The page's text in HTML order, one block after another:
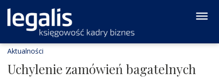
Aktualności
Uchylenie zamówień bagatelnych